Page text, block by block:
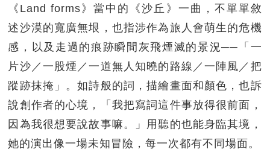
《Land forms》當中的《沙丘》一曲，不單單敘
述沙漠的寬廣無垠，也指涉作為旅人會萌生的危機
感，以及走過的痕跡瞬間灰飛煙滅的景況──「一
片沙／一股煙／一道無人知曉的路線／一陣風／把
蹤跡抹掩」。如詩般的詞，描繪畫面和顏色，也訴
說創作者的心境，「我把寫詞這件事放得很前面，
因為我很想要說故事嘛。」用聽的也能身臨其境，
她的演出像一場未知冒險，每一次都有不同場面。